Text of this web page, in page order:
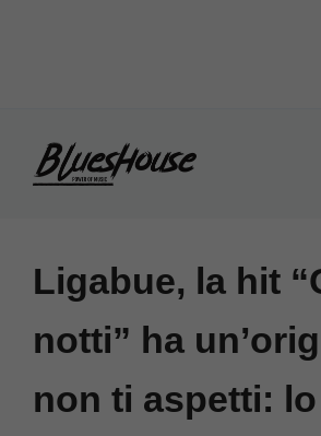
Ligabue, la hit
notti” ha
non ti aspetti: